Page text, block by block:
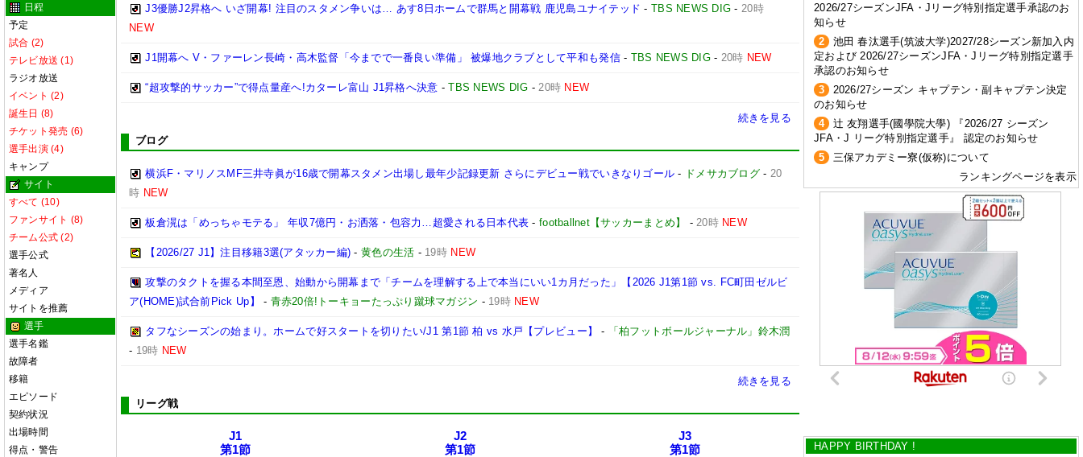
日程
予定
試合 (2)
テレビ放送 (1)
ラジオ放送
イベント (2)
誕生日 (8)
チケット発売 (6)
選手出演 (4)
キャンプ
サイト
すべて (10)
ファンサイト (8)
チーム公式 (2)
選手公式
著名人
メディア
サイトを推薦
選手
選手名鑑
故障者
移籍
エピソード
契約状況
出場時間
得点・警告
J3優勝J2昇格へ いざ開幕! 注目のスタメン争いは… あす8日ホームで群馬と開幕戦 鹿児島ユナイテッド - TBS NEWS DIG - 20時
NEW
J1開幕へ V・ファーレン長崎・高木監督「今までで一番良い準備」 被爆地クラブとして平和も発信- TBS NEWS DIG- 20時 NEW
“超攻撃的サッカー”で得点量産へ!カターレ富山 J1昇格へ決意 -TBS NEWS DIG -20時 NEW
続きを見る
ブログ
横浜F・マリノスMF三井寺眞が16歳で開幕スタメン出場し最年少記録更新 さらにデビュー戦でいきなりゴール - ドメサカブログ- 20
時 NEW
板倉滉は「めっちゃモテる」 年収7億円・お洒落・包容力…超愛される日本代表 - footballnet【サッカーまとめ】 -20時 NEW
【2026/27 J1】注目移籍3選(アタッカー編) -黄色の生活 - 19時 NEW
攻撃のタクトを握る本間至恩、始動から開幕まで「チームを理解する上で本当にいい1カ月だった」【2026 J1第1節 vs. FC町田ゼルビ
ア(HOME)試合前Pick Up】
- 青赤20倍!トーキョーたっぷり蹴球マガジン - 19時 NEW
タフなシーズンの始まり。ホームで好スタートを切りたい/J1 第1節 柏 vs 水戸【プレビュー】 -
「柏フットボールジャーナル」鈴木潤
- 19時 NEW
続きを見る
リーグ戦
J1
第1節
J2
第1節
J3
第1節
2026/27シーズンJFA・Jリーグ特別指定選手承認のお
知らせ
2
池田 春汰選手(筑波大学)2027/28シーズン新加入内
定および 2026/27シーズンJFA・Jリーグ特別指定選手
承認のお知らせ
3
2026/27シーズン キャプテン・副キャプテン決定
のお知らせ
4
辻 友翔選手(國學院大學) 『2026/27 シーズン
JFA・J リーグ特別指定選手』 認定のお知らせ
5
三保アカデミー寮(仮称)について
ランキングページを表示
HAPPY BIRTHDAY !